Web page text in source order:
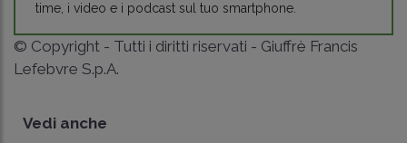
time, i video e i podcast sul tuo smartphone.
© Copyright - Tutti i diritti riservati - Giuffrè Francis
Lefebvre S.p.A.
Vedi anche